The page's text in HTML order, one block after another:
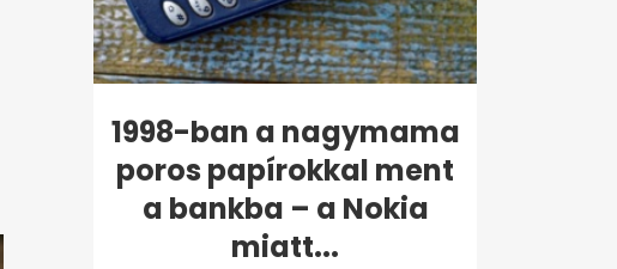
1998-ban a nagymama
poros papírokkal ment
a bankba – a Nokia
miatt...